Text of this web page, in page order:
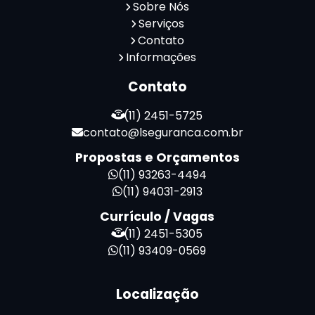
Serviço de Portaria e Limpeza
Serviço de Portaria Terceirizado
Serviços de Limpeza e Portaria
Terceirização de Facilities
Zeladoria de Condomínios
Sobre Nós
Serviços
Contato
Informações
Contato
(11) 2451-5725
contato@lseguranca.com.br
Propostas e Orçamentos
(11) 93263-4494
(11) 94031-2913
Currículo / Vagas
(11) 2451-5305
(11) 93409-0569
Localização